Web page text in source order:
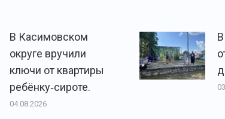
В Касимовском
округе вручили
ключи от квартиры
ребёнку‑сироте.
04.08.2026